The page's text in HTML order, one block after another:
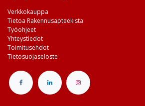
Verkkokauppa
Tietoa Rakennusapteekista
Työohjeet
Yhteystiedot
Toimitusehdot
Tietosuojaseloste